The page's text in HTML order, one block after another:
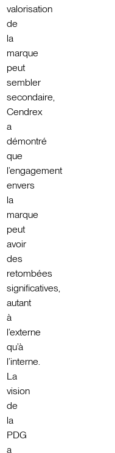
valorisation
de
la
marque
peut
sembler
secondaire,
Cendrex
a
démontré
que
l’engagement
envers
la
marque
peut
avoir
des
retombées
significatives,
autant
à
l’externe
qu’à
l’interne.
La
vision
de
la
PDG
a